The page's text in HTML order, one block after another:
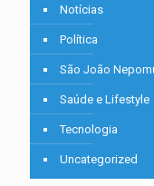
Notícias
Política
São João
Saúde e Lifestyle
Tecnologia
Uncategorized